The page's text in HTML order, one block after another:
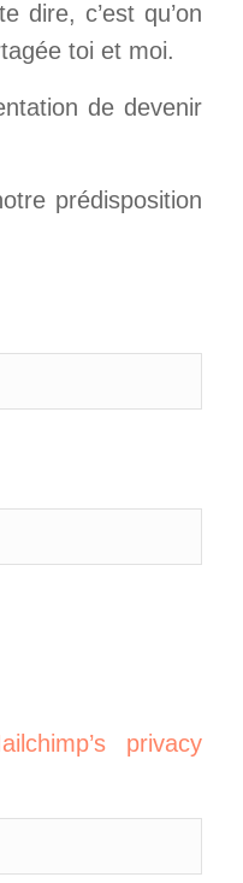
dire, c’est qu’on
toi et moi.
de devenir
prédisposition
privacy